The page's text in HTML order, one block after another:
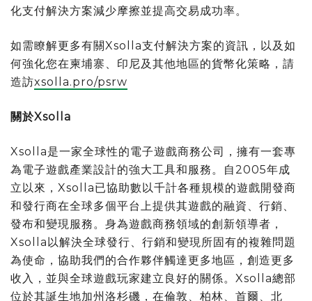
化支付解決方案減少摩擦並提高交易成功率。
如需瞭解更多有關Xsolla支付解決方案的資訊，以及如
何強化您在柬埔寨、印尼及其他地區的貨幣化策略，請
造訪xsolla.pro/psrw
關於Xsolla
Xsolla是一家全球性的電子遊戲商務公司，擁有一套專
為電子遊戲產業設計的強大工具和服務。自2005年成
立以來，Xsolla已協助數以千計各種規模的遊戲開發商
和發行商在全球多個平台上提供其遊戲的融資、行銷、
發布和變現服務。身為遊戲商務領域的創新領導者，
Xsolla以解決全球發行、行銷和變現所固有的複雜問題
為使命，協助我們的合作夥伴觸達更多地區，創造更多
收入，並與全球遊戲玩家建立良好的關係。Xsolla總部
位於其誕生地加州洛杉磯，在倫敦、柏林、首爾、北